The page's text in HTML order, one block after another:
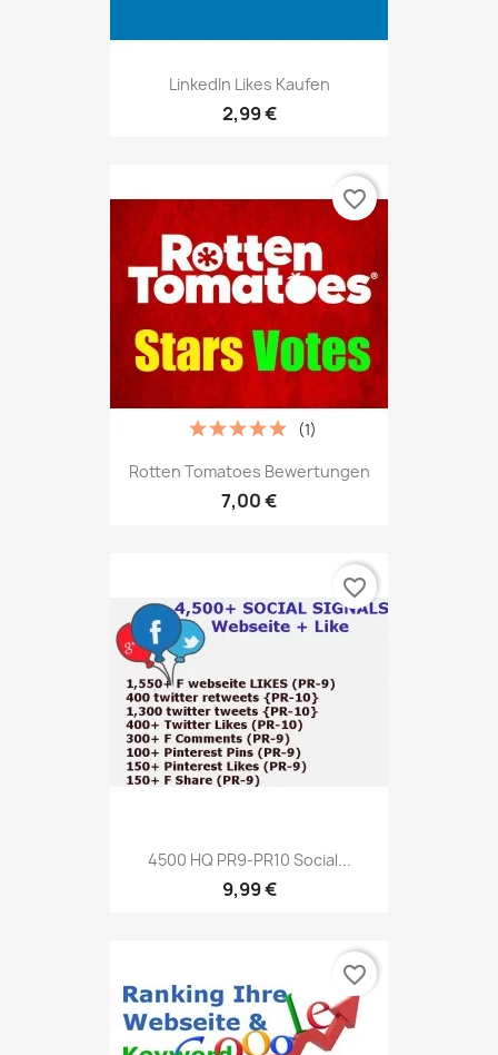
LinkedIn Likes Kaufen
2,99 €
Rotten Tomatoes Bewertungen
7,00 €
(1)
favorite_border
4500 HQ PR9-PR10 Social...
9,99 €
favorite_border
favorite_border